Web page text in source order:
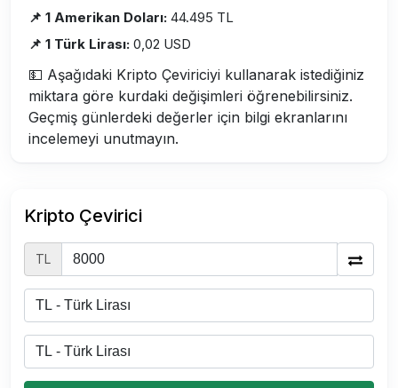
📌 1 Amerikan Doları: 44.495 TL
📌 1 Türk Lirası: 0,02 USD
💵 Aşağıdaki Kripto Çeviriciyi kullanarak istediğiniz
miktara göre kurdaki değişimleri öğrenebilirsiniz.
Geçmiş günlerdeki değerler için bilgi ekranlarını
incelemeyi unutmayın.
Kripto Çevirici
TL